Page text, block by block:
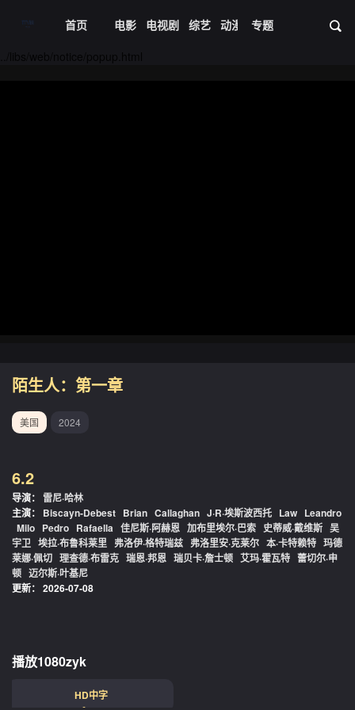
首页 电影 电视剧 综艺 动漫 短剧大全 资
专题
陌生人：第一章
美国 2024
6.2
导演：
雷尼·哈林
主演：
Biscayn-Debest Brian Callaghan J·R·埃斯波西托 Law Leandro
Milo Pedro Rafaella 佳尼斯·阿赫恩 加布里埃尔·巴索 史蒂威·戴维斯 吴
宇卫 埃拉·布鲁科莱里 弗洛伊·格特瑞兹 弗洛里安·克莱尔 本·卡特赖特 玛德
莱娜·佩切 理查德·布雷克 瑞恩·邦恩 瑞贝卡·詹士顿 艾玛·霍瓦特 蕾切尔·申
顿 迈尔斯·叶基尼
更新： 2026-07-08
播放1080zyk
HD中字